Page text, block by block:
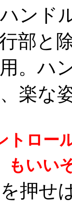
ンド
部と
。ハ
楽な
トロー
もいい
押せ